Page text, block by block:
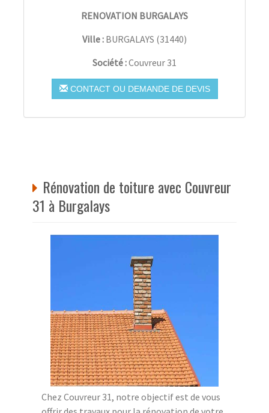
RENOVATION BURGALAYS
Ville : BURGALAYS (31440)
Société :Couvreur 31
CONTACT OU DEMANDE DE DEVIS
Rénovation de toiture avec Couvreur
31 à Burgalays
Chez Couvreur 31, notre objectif est de vous